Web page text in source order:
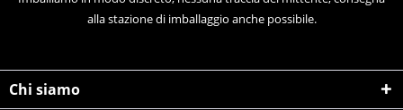
alla stazione di imballaggio anche possibile.
Chi siamo